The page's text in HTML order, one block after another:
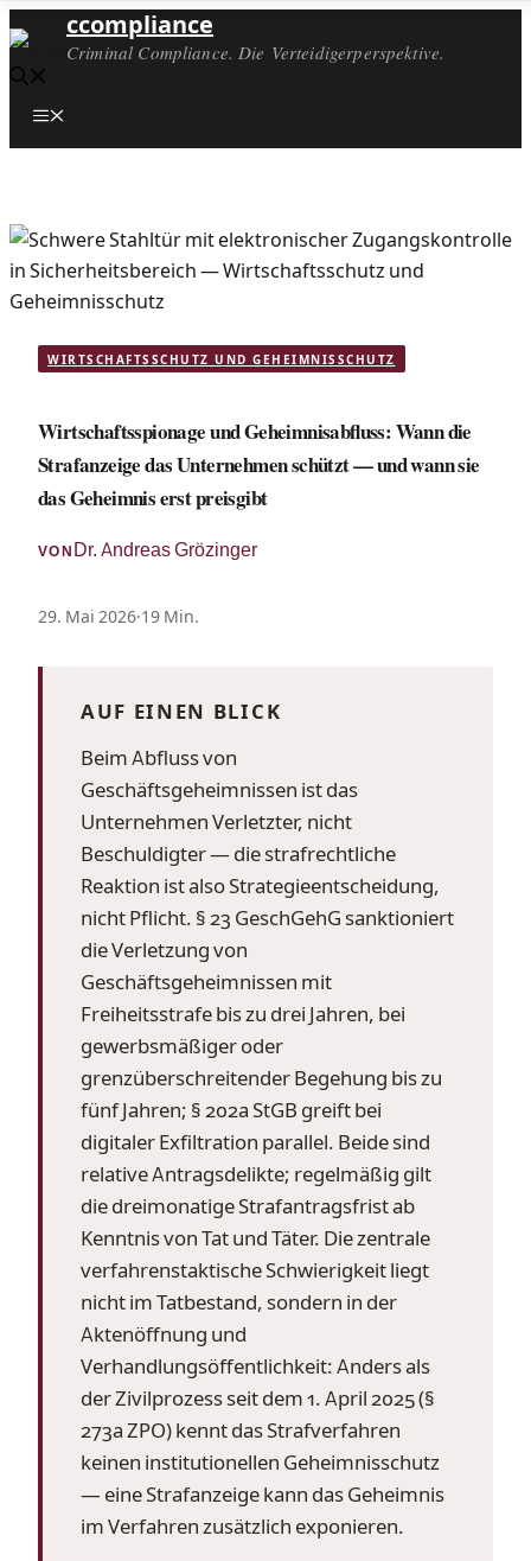
ccompliance
Criminal Compliance. Die Verteidigerperspektive.
Menü
WIRTSCHAFTSSCHUTZ UND GEHEIMNISSCHUTZ
Wirtschaftsspionage und Geheimnisabfluss: Wann die
Strafanzeige das Unternehmen schützt — und wann sie
das Geheimnis erst preisgibt
VON Dr. Andreas Grözinger
29. Mai 2026·19 Min.
AUF EINEN BLICK
Beim Abfluss von
Geschäftsgeheimnissen ist das
Unternehmen Verletzter, nicht
Beschuldigter — die strafrechtliche
Reaktion ist also Strategieentscheidung,
nicht Pflicht. § 23 GeschGehG sanktioniert
die Verletzung von
Geschäftsgeheimnissen mit
Freiheitsstrafe bis zu drei Jahren, bei
gewerbsmäßiger oder
grenzüberschreitender Begehung bis zu
fünf Jahren; § 202a StGB greift bei
digitaler Exfiltration parallel. Beide sind
relative Antragsdelikte; regelmäßig gilt
die dreimonatige Strafantragsfrist ab
Kenntnis von Tat und Täter. Die zentrale
verfahrenstaktische Schwierigkeit liegt
nicht im Tatbestand, sondern in der
Aktenöffnung und
Verhandlungsöffentlichkeit: Anders als
der Zivilprozess seit dem 1. April 2025 (§
273a ZPO) kennt das Strafverfahren
keinen institutionellen Geheimnisschutz
— eine Strafanzeige kann das Geheimnis
im Verfahren zusätzlich exponieren.